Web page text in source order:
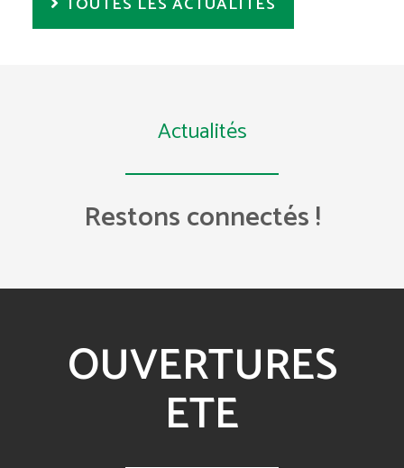
Actualités
Restons connectés !
OUVERTURES
ETE